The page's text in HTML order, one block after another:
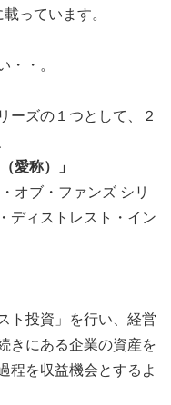
っています。
・・。
ーズの１つとして、２
愛称）」
オブ・ファンズ シリ
ディストレスト・イン
ト投資」を行い、経営
きにある企業の資産を
程を収益機会とするよ